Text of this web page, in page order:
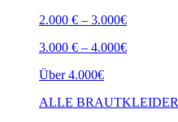
2.000 € – 3.000€
3.000 € – 4.000€
Über 4.000€
ALLE BRAUTKLEIDER